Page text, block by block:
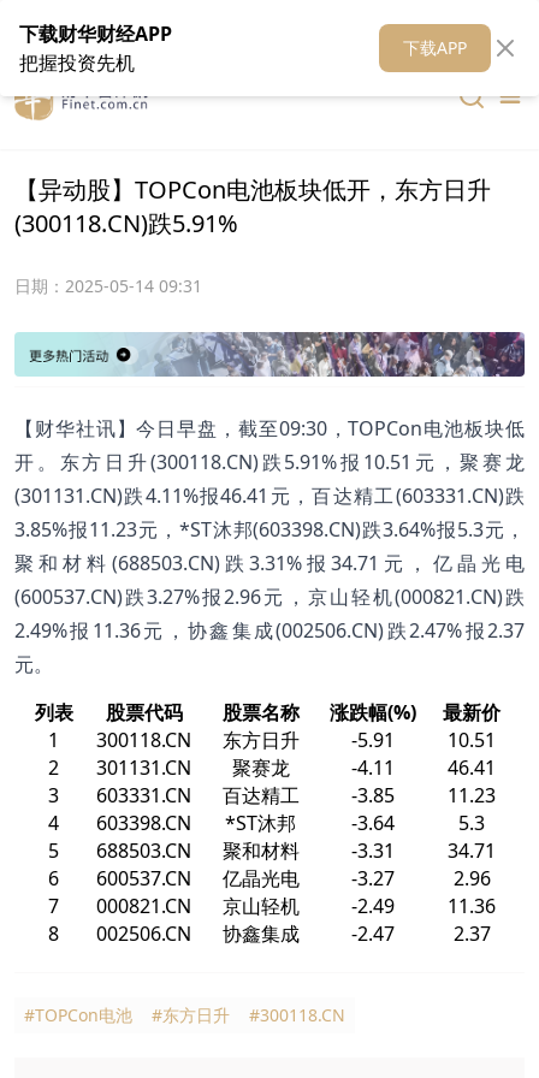
在线客服 关于我们 财华媒体矩阵 财华智库
【异动股】TOPCon电池板块低开，东方日升
(300118.CN)跌5.91%
日期： 2025-05-14 09:31
【财华社讯】今日早盘，截至09:30，TOPCon电池板块低
开。东方日升(300118.CN)跌5.91%报10.51元，聚赛龙
(301131.CN)跌4.11%报46.41元，百达精工(603331.CN)跌
3.85%报11.23元，*ST沐邦(603398.CN)跌3.64%报5.3元，
聚和材料(688503.CN)跌3.31%报34.71元，亿晶光电
(600537.CN)跌3.27%报2.96元，京山轻机(000821.CN)跌
2.49%报11.36元，协鑫集成(002506.CN)跌2.47%报2.37
元。
列表
股票代码 股票名称 涨跌幅(%)
最新价
1
300118.CN 东方日升 -5.91
10.51
2
301131.CN 聚赛龙 -4.11
46.41
3
603331.CN 百达精工 -3.85
11.23
4
603398.CN *ST沐邦 -3.64
5.3
5
688503.CN 聚和材料 -3.31
34.71
6
600537.CN 亿晶光电 -3.27
2.96
7
000821.CN 京山轻机 -2.49
11.36
8
002506.CN 协鑫集成 -2.47 2.37
#TOPCon电池 #东方日升 #300118.CN
下载财华财经APP
把握投资先机
下载APP